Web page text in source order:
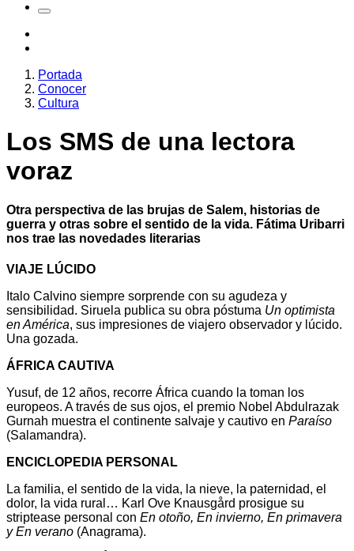
Portada
Conocer
Cultura
Los SMS de una lectora
voraz
Otra perspectiva de las brujas de Salem, historias de
guerra y otras sobre el sentido de la vida. Fátima Uribarri
nos trae las novedades literarias
VIAJE LÚCIDO
Italo Calvino siempre sorprende con su agudeza y
sensibilidad. Siruela publica su obra póstuma Un optimista
en América, sus impresiones de viajero observador y lúcido.
Una gozada.
ÁFRICA CAUTIVA
Yusuf, de 12 años, recorre África cuando la toman los
europeos. A través de sus ojos, el premio Nobel Abdulrazak
Gurnah muestra el continente salvaje y cautivo en Paraíso
(Salamandra).
ENCICLOPEDIA PERSONAL
La familia, el sentido de la vida, la nieve, la paternidad, el
dolor, la vida rural… Karl Ove Knausgård prosigue su
striptease personal con En otoño, En invierno, En primavera
y En verano (Anagrama).